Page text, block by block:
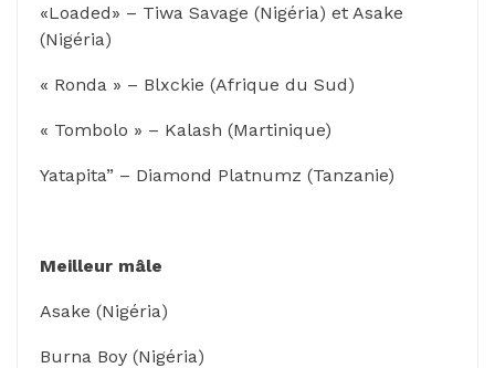
«Loaded» – Tiwa Savage (Nigéria) et Asake
(Nigéria)
« Ronda » – Blxckie (Afrique du Sud)
« Tombolo » – Kalash (Martinique)
Yatapita” – Diamond Platnumz (Tanzanie)
Meilleur mâle
Asake (Nigéria)
Burna Boy (Nigéria)